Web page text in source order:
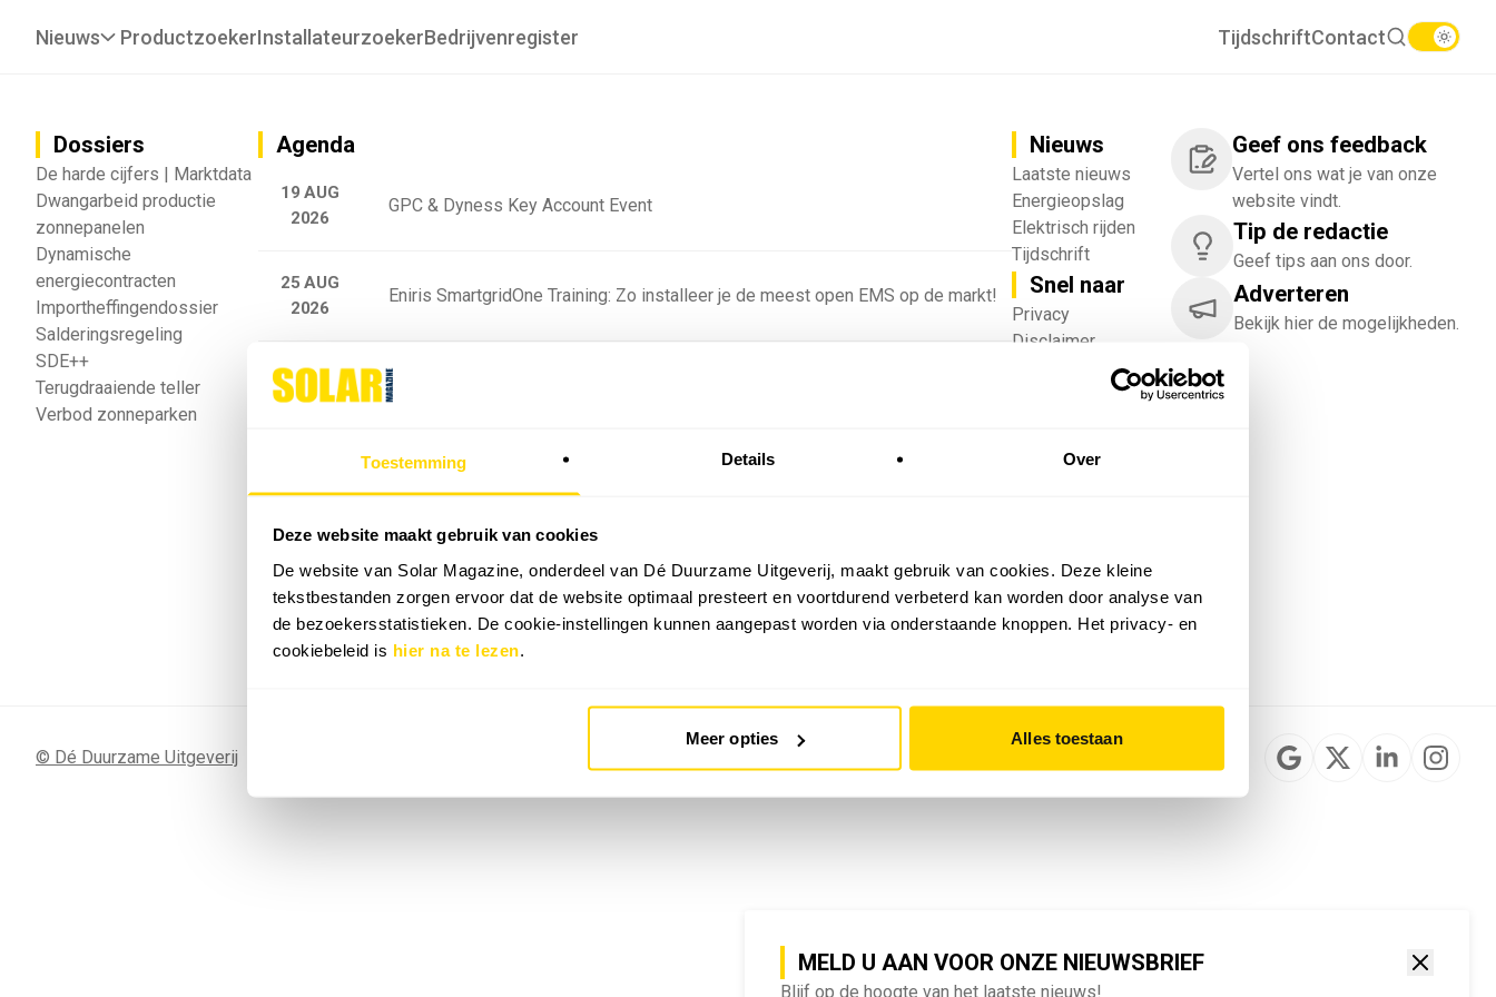
Toestemming Details Over
Deze website maakt gebruik van cookies
De website van Solar Magazine, onderdeel van Dé Duurzame Uitgeverij, maakt gebruik van cookies. Deze kleine
tekstbestanden zorgen ervoor dat de website optimaal presteert en voortdurend verbeterd kan worden door analyse van
de bezoekersstatistieken. De cookie-instellingen kunnen aangepast worden via onderstaande knoppen. Het privacy- en
cookiebeleid is hier na te lezen.
Meer opties Alles toestaan
MELD U AAN VOOR ONZE NIEUWSBRIEF
Blijf op de hoogte van het laatste nieuws!
Nieuws ProductzoekerInstallateurzoekerBedrijvenregister TijdschriftContact
Dossiers
De harde cijfers | Marktdata
Dwangarbeid productie
zonnepanelen
Dynamische
energiecontracten
Importheffingendossier
Salderingsregeling
SDE++
Terugdraaiende teller
Verbod zonneparken
Agenda
19 AUG
2026
GPC & Dyness Key Account Event
25 AUG
2026
Eniris SmartgridOne Training: Zo installeer je de meest open EMS op de markt!
25 AUG
2026
Sigenergy Training - Residentieel
2026
Webinar: Toekomstige batterijprofielen: hoe netbeheerders proberen
batterijgedrag in 2035 te voorspellen
2026
Sunergy Academy | SlimmeRik on Tour
Nieuws
Laatste nieuws
Energieopslag
Elektrisch rijden
Tijdschrift
Snel naar
Privacy
Disclaimer
Vacatures
English
Geef ons feedback
Vertel ons wat je van onze
website vindt.
Tip de redactie
Geef tips aan ons door.
Adverteren
Bekijk hier de mogelijkheden.
© Dé Duurzame Uitgeverij